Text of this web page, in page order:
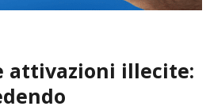
attivazioni illecite: